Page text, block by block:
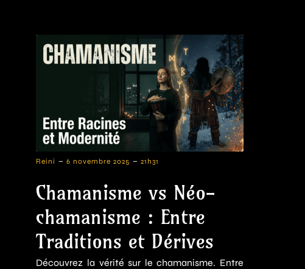
Reini - 6 novembre 2025 - 21h31
Chamanisme vs Néo-
chamanisme : Entre
Traditions et Dérives
Découvrez la vérité sur le chamanisme. Entre